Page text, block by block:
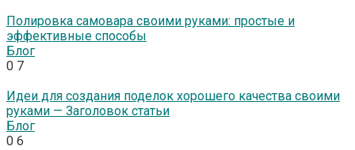
Полировка самовара своими руками: простые и
эффективные способы
Блог
0 7
Идеи для создания поделок хорошего качества своими
руками — Заголовок статьи
Блог
0 6